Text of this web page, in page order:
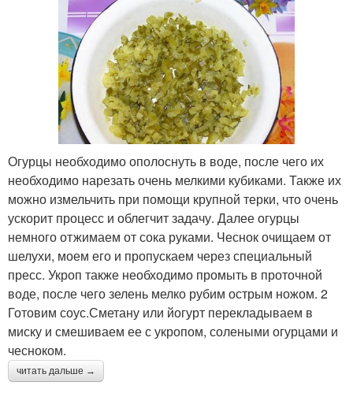
Огурцы необходимо ополоснуть в воде, после чего их
необходимо нарезать очень мелкими кубиками. Также их
можно измельчить при помощи крупной терки, что очень
ускорит процесс и облегчит задачу. Далее огурцы
немного отжимаем от сока руками. Чеснок очищаем от
шелухи, моем его и пропускаем через специальный
пресс. Укроп также необходимо промыть в проточной
воде, после чего зелень мелко рубим острым ножом. 2
Готовим соус.Сметану или йогурт перекладываем в
миску и смешиваем ее с укропом, солеными огурцами и
чесноком.
читать дальше →